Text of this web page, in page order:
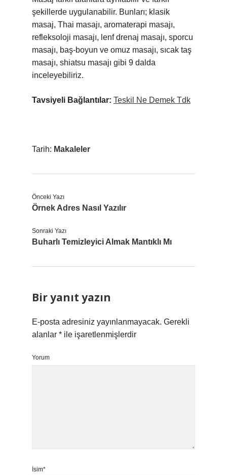
şekillerde uygulanabilir. Bunları; klasik
masaj, Thai masajı, aromaterapi masajı,
refleksoloji masajı, lenf drenaj masajı, sporcu
masajı, baş-boyun ve omuz masajı, sıcak taş
masajı, shiatsu masajı gibi 9 dalda
inceleyebiliriz.
Tavsiyeli Bağlantılar: Teskil Ne Demek Tdk
Tarih: Makaleler
Önceki Yazı
Örnek Adres Nasıl Yazılır
Sonraki Yazı
Buharlı Temizleyici Almak Mantıklı Mı
Bir yanıt yazın
E-posta adresiniz yayınlanmayacak. Gerekli
alanlar * ile işaretlenmişlerdir
Yorum
İsim*